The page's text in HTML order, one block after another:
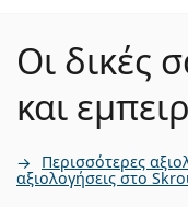
Οι δικές
και
Περισσότερες
αξιολογήσεις στο